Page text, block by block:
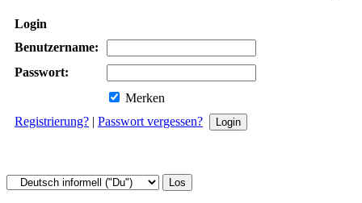
Login
Benutzername:
Passwort:
Merken
Registrierung? | Passwort vergessen?